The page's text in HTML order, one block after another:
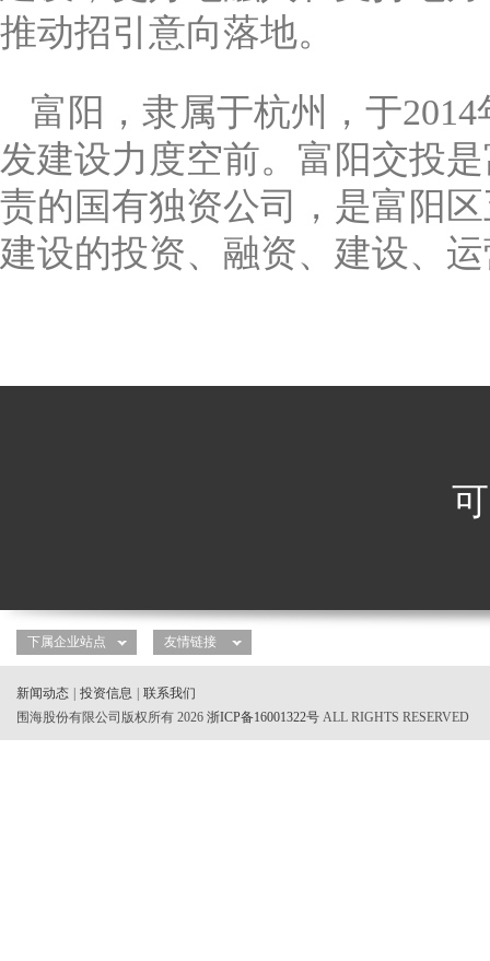
推动招引意向落地。
富阳，隶属于杭州，于2014
发建设力度空前。富阳交投
责的国有独资公司，是富阳
建设的投资、融资、建设、
新闻动态 投资信息
联系我们
围海股份有限公司版权所有 2026 浙ICP备16001322号 ALL RIGHTS RESERVED